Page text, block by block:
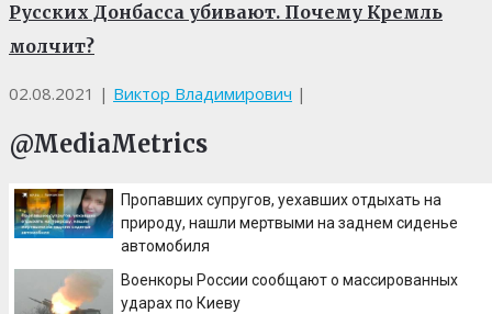
Русских Донбасса убивают. Почему Кремль
молчит?
02.08.2021 | Виктор Владимирович |
@MediaMetrics
Пропавших супругов, уехавших отдыхать на
природу, нашли мертвыми на заднем сиденье
автомобиля
Военкоры России сообщают о массированных
ударах по Киеву